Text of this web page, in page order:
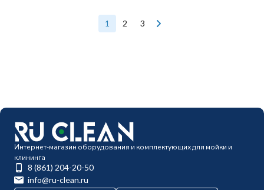
1 2 3
Интернет-магазин оборудования и комплектующих для мойки и
клининга
8 (861) 204-20-50
info@ru-clean.ru